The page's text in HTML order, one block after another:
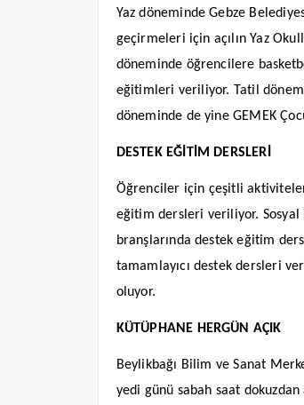
Yaz döneminde Gebze
geçirmeleri için açılın Yaz
döneminde öğrencilere
eğitimleri veriliyor. Tatil
döneminde de yine GEMEK
DESTEK EĞİTİM DERSLERİ
Öğrenciler için çeşitli
eğitim dersleri veriliyor.
branşlarında destek eğitim
tamamlayıcı destek dersleri
oluyor.
KÜTÜPHANE HERGÜN AÇIK
Beylikbağı Bilim ve Sanat
yedi günü sabah saat